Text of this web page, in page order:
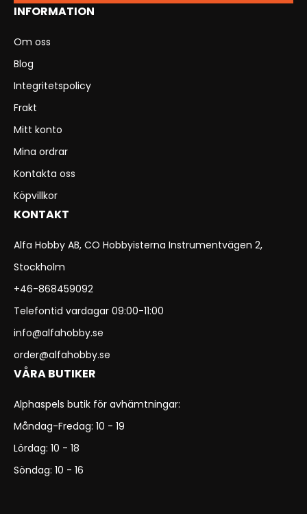
INFORMATION
Om oss
Blog
Integritetspolicy
Frakt
Mitt konto
Mina ordrar
Kontakta oss
Köpvillkor
KONTAKT
Alfa Hobby AB, CO Hobbyisterna Instrumentvägen 2,
Stockholm
+46-868459092
Telefontid vardagar 09:00-11:00
info@alfahobby.se
order@alfahobby.se
VÅRA BUTIKER
Alphaspels butik för avhämtningar:
Måndag-Fredag: 10 - 19
Lördag: 10 - 18
Söndag: 10 - 16